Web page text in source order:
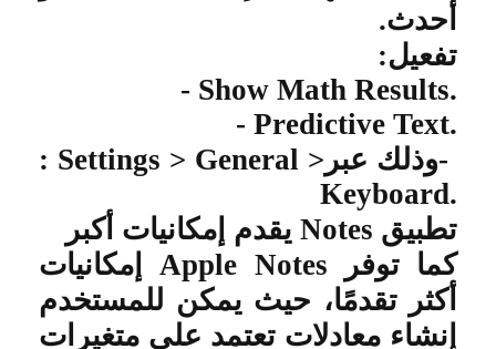
أحدث.
تفعيل:
- Show Math Results.
- Predictive Text.
-وذلك عبر : Settings > General >
Keyboard.
تطبيق Notes يقدم إمكانيات أكبر
كما توفر
Apple Notes
إمكانيات
أكثر تقدمًا، حيث يمكن للمستخدم
إنشاء معادلات تعتمد على متغيرات